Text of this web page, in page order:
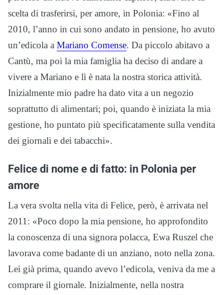
scelta di trasferirsi, per amore, in Polonia: «Fino al
2010, l’anno in cui sono andato in pensione, ho avuto
un’edicola a Mariano Comense. Da piccolo abitavo a
Cantù, ma poi la mia famiglia ha deciso di andare a
vivere a Mariano e lì è nata la nostra storica attività.
Inizialmente mio padre ha dato vita a un negozio
soprattutto di alimentari; poi, quando è iniziata la mia
gestione, ho puntato più specificatamente sulla vendita
dei giornali e dei tabacchi».
Felice di nome e di fatto: in Polonia per
amore
La vera svolta nella vita di Felice, però, è arrivata nel
2011: «Poco dopo la mia pensione, ho approfondito
la conoscenza di una signora polacca, Ewa Ruszel che
lavorava come badante di un anziano, noto nella zona.
Lei già prima, quando avevo l’edicola, veniva da me a
comprare il giornale. Inizialmente, nella nostra